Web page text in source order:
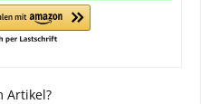
Artikel?